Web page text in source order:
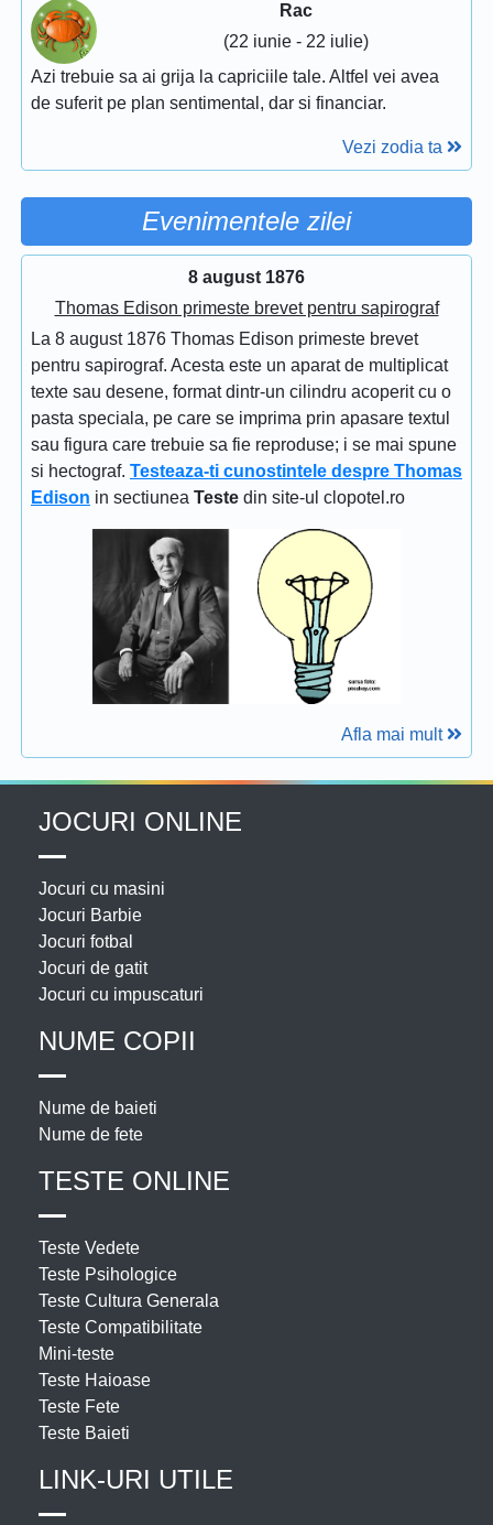
Rac
(22 iunie - 22 iulie)
Azi trebuie sa ai grija la capriciile tale. Altfel vei avea
de suferit pe plan sentimental, dar si financiar.
Vezi zodia ta
Evenimentele zilei
8 august 1876
Thomas Edison primeste brevet pentru sapirograf
La 8 august 1876 Thomas Edison primeste brevet
pentru sapirograf. Acesta este un aparat de multiplicat
texte sau desene, format dintr-un cilindru acoperit cu o
pasta speciala, pe care se imprima prin apasare textul
sau figura care trebuie sa fie reproduse; i se mai spune
si hectograf. Testeaza-ti cunostintele despre Thomas
Edison in sectiunea Teste din site-ul clopotel.ro
Afla mai mult
JOCURI ONLINE
Jocuri cu masini
Jocuri Barbie
Jocuri fotbal
Jocuri de gatit
Jocuri cu impuscaturi
NUME COPII
Nume de baieti
Nume de fete
TESTE ONLINE
Teste Vedete
Teste Psihologice
Teste Cultura Generala
Teste Compatibilitate
Mini-teste
Teste Haioase
Teste Fete
Teste Baieti
LINK-URI UTILE